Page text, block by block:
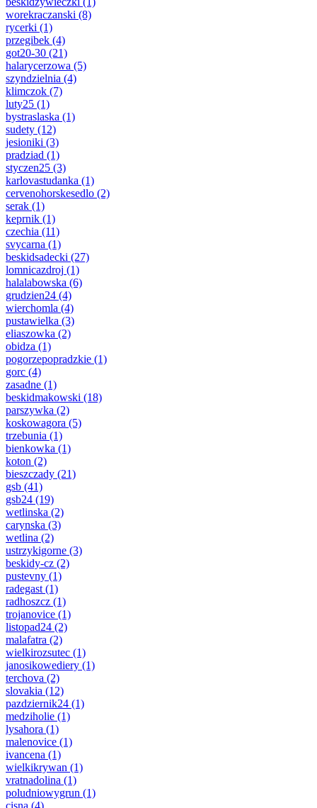
worekraczanski (8)
rycerki (1)
przegibek (4)
got20-30 (21)
halarycerzowa (5)
szyndzielnia (4)
klimczok (7)
luty25 (1)
bystraslaska (1)
sudety (12)
jesioniki (3)
pradziad (1)
styczen25 (3)
karlovastudanka (1)
cervenohorskesedlo (2)
serak (1)
keprnik (1)
czechia (11)
svycarna (1)
beskidsadecki (27)
lomnicazdroj (1)
halalabowska (6)
grudzien24 (4)
wierchomla (4)
pustawielka (3)
eliaszowka (2)
obidza (1)
pogorzepopradzkie (1)
gorc (4)
zasadne (1)
beskidmakowski (18)
parszywka (2)
koskowagora (5)
trzebunia (1)
bienkowka (1)
koton (2)
bieszczady (21)
gsb (41)
gsb24 (19)
wetlinska (2)
carynska (3)
wetlina (2)
ustrzykigorne (3)
beskidy-cz (2)
pustevny (1)
radegast(1)
radhoszcz (1)
trojanovice (1)
listopad24 (2)
malafatra (2)
wielkirozsutec (1)
janosikowediery (1)
terchova (2)
slovakia (12)
pazdziernik24 (1)
medziholie (1)
lysahora (1)
malenovice (1)
ivancena (1)
wielkikrywan (1)
vratnadolina (1)
poludniowygrun (1)